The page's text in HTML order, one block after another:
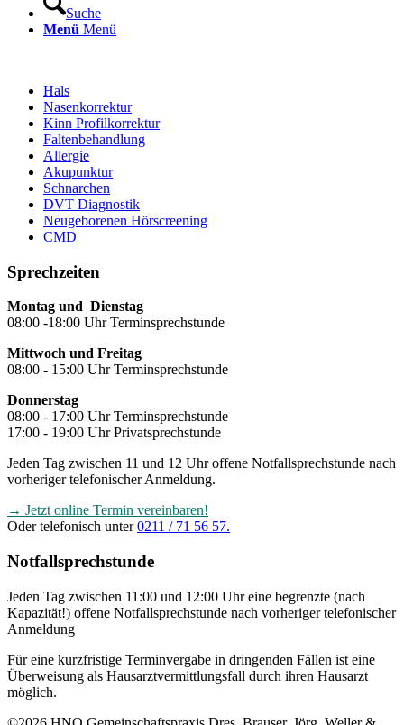
Suche
Menü Menü
Hals
Nasenkorrektur
Kinn Profilkorrektur
Faltenbehandlung
Allergie
Akupunktur
Schnarchen
DVT Diagnostik
Neugeborenen Hörscreening
CMD
Sprechzeiten
Montag und Dienstag
08:00 -18:00 Uhr Terminsprechstunde
Mittwoch und Freitag
08:00 - 15:00 Uhr Terminsprechstunde
Donnerstag
08:00 - 17:00 Uhr Terminsprechstunde
17:00 - 19:00 Uhr Privatsprechstunde
Jeden Tag zwischen 11 und 12 Uhr offene Notfallsprechstunde nach
vorheriger telefonischer Anmeldung.
→ Jetzt online Termin vereinbaren!
Oder telefonisch unter0211 / 71 56 57.
Notfallsprechstunde
Jeden Tag zwischen 11:00 und 12:00 Uhr eine begrenzte (nach
Kapazität!) offene Notfallsprechstunde nach vorheriger telefonischer
Anmeldung
Für eine kurzfristige Terminvergabe in dringenden Fällen ist eine
Überweisung als Hausarztvermittlungsfall durch ihren Hausarzt
möglich.